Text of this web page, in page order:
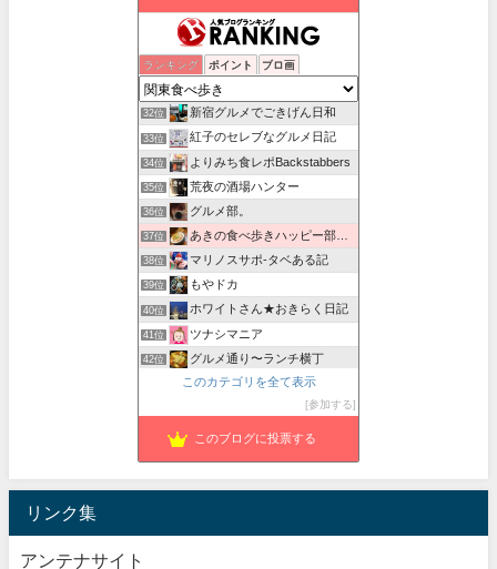
ランキング ポイント ブロ画
30位 新川崎.jp | 新川崎・鹿島田の地域情報配信中！
31位 MOMOJEU〜大人のお洒落な旅とグルメ。
32位 新宿グルメでごきげん日和
33位 紅子のセレブなグルメ日記
34位 よりみち食レポBackstabbers
35位 荒夜の酒場ハンター
36位 グルメ部。
37位 あきの食べ歩きハッピー部｜東長崎・西武池袋線沿線グルメ
38位 マリノスサポ-タベある記
39位 もやドカ
40位 ホワイトさん★おきらく日記
41位 ツナシマニア
42位 グルメ通り〜ランチ横丁
おすすめごはん 食べブラ
南国さんの食べ歩き部屋
このカテゴリを全て表示
参加する
このブログに投票する
リンク集
アンテナサイト